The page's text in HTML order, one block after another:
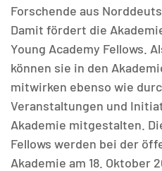
Forschende aus
Damit fördert die
Young Academy Fellows.
können sie in den
mitwirken ebenso wie
Veranstaltungen und
Akademie mitgestalten.
Fellows werden bei der
Akademie am 18. Oktober
MATOMO (INTERNE
Statistik Cookies
Diese Informationen
unsere Besucher
Matomo